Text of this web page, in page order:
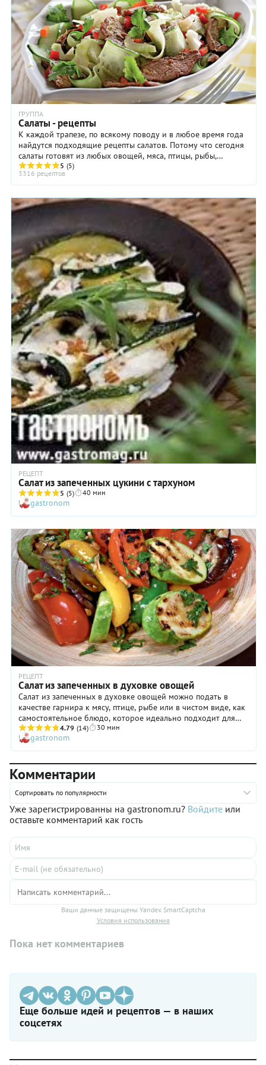
ГРУППА
Салаты - рецепты
К каждой трапезе, по всякому поводу и в любое время года
найдутся подходящие рецепты салатов. Потому что сегодня
салаты готовят из любых овощей, мяса, птицы, рыбы,
макаронных изделий, крупы и бобовых, ...
5 (5)
3316 рецептов
РЕЦЕПТ
Салат из запеченных цукини с тархуном
5 (5) 40 мин
gastronom
РЕЦЕПТ
Салат из запеченных в духовке овощей
Салат из запеченных в духовке овощей можно подать в
качестве гарнира к мясу, птице, рыбе или в чистом виде, как
самостоятельное блюдо, которое идеально подходит для
веганского или постного меню. Получится вкусно! Самое
главное — дать ингредиентам основательно пропитаться
чесночным маслом: этот прием гарантирует салату
непревзойденный аромат. Особую свежесть и пикантность
обеспечивает блюду заправка с петрушкой и
бальзамическим соусом. В общем, несмотря на простоту
приготовления, салат из запеченных в духовке овощей
отличается изысканным вкусом, который оценят даже самые
взыскательные гурманы.
4.79 (14) 30 мин
gastronom
Комментарии
Сортировать по популярности
Уже зарегистрированны на gastronom.ru? Войдите или
оставьте комментарий как гость
Ваши данные защищены Yandex SmartCaptcha
Условия использования
Пока нет комментариев
Еще больше идей и рецептов — в наших
соцсетях